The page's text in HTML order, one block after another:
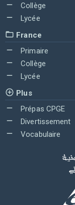
Collège
Lycée
France
Primaire
Collège
Lycée
Plus
Prépas CPGE
Divertissement
Vocabulaire